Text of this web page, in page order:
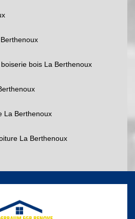
bois La Berthenoux
La Berthenoux
La Berthenoux